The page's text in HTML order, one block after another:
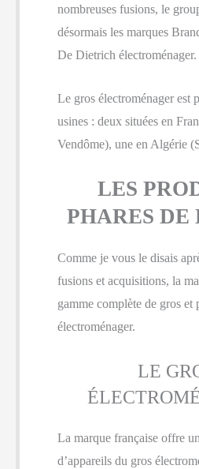
nombreuses fusions, le
désormais les marques
De Dietrich électroménager.
Le gros électroménager est
usines : deux situées en
Vendôme), une en Algérie
LES
PHARES DE
Comme je vous le disais
fusions et acquisitions, la
gamme complète de gros et
électroménager.
LE
La marque française offre
d’appareils du gros